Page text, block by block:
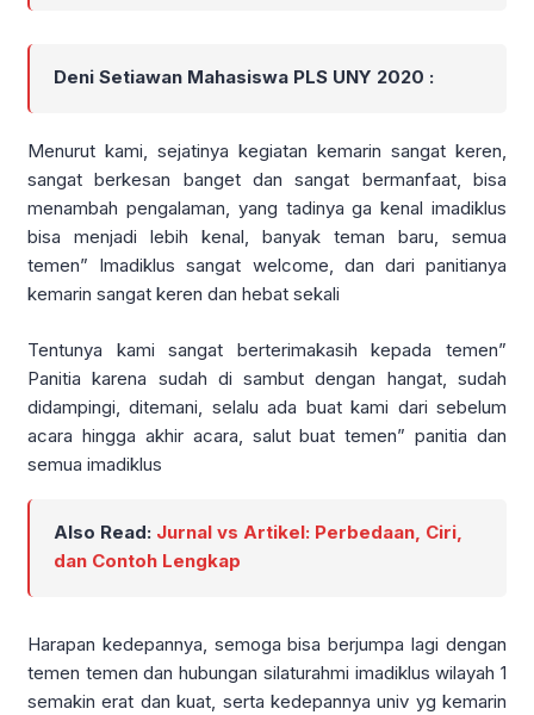
Deni Setiawan Mahasiswa PLS UNY 2020 :
Menurut kami, sejatinya kegiatan kemarin sangat keren,
sangat berkesan banget dan sangat bermanfaat, bisa
menambah pengalaman, yang tadinya ga kenal imadiklus
bisa menjadi lebih kenal, banyak teman baru, semua
temen” Imadiklus sangat welcome, dan dari panitianya
kemarin sangat keren dan hebat sekali
Tentunya kami sangat berterimakasih kepada temen”
Panitia karena sudah di sambut dengan hangat, sudah
didampingi, ditemani, selalu ada buat kami dari sebelum
acara hingga akhir acara, salut buat temen” panitia dan
semua imadiklus
Also Read: Jurnal vs Artikel: Perbedaan, Ciri,
dan Contoh Lengkap
Harapan kedepannya, semoga bisa berjumpa lagi dengan
temen temen dan hubungan silaturahmi imadiklus wilayah 1
semakin erat dan kuat, serta kedepannya univ yg kemarin